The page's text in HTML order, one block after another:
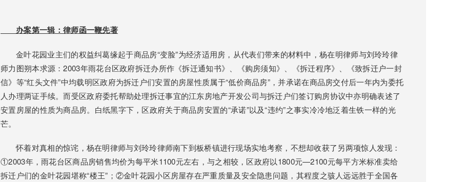
办案第一辑：律师函一鞭先著
金叶花园业主们的权益纠葛缘起于商品房“变脸”为经济适用房，从代表们带来的材料中，杨在明律师与刘玲玲律
师力图朔本求源：2003年雨花台区政府拆迁办所作《拆迁通知书》、《购房须知》、《拆迁程序》、《致拆迁户一封
信》等“红头文件”中均载明区政府为拆迁户们安置的房屋性质属于“低价商品房”，并承诺在商品房交付后一年内为委托
人办理两证手续。而受区政府委托帮助处理拆迁事宜的江东房地产开发公司与拆迁户们签订购房协议中亦明确表述了
安置房屋的性质为商品房。白纸黑字下，区政府关于商品房安置的“承诺”以及“违约”之事实冷冷地泛着生铁一样的光
芒。
怀着对真相的惊诧，杨在明律师与刘玲玲律师南下到板桥镇进行现场实地考察，不想却收获了另两项惊人发现：
①2003年，雨花台区商品房销售均价为每平米1100元左右，与之相较，区政府以1800元—2100元每平方米标准卖给
拆迁户们的金叶花园堪称“楼王”；②金叶花园小区房屋存在严重质量及安全隐患问题，其程度之骇人远远胜于全国各